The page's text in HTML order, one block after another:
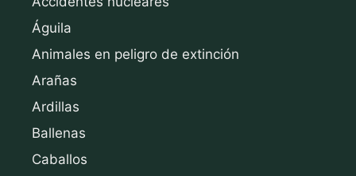
Águila
Animales en peligro de extinción
Arañas
Ardillas
Ballenas
Caballos